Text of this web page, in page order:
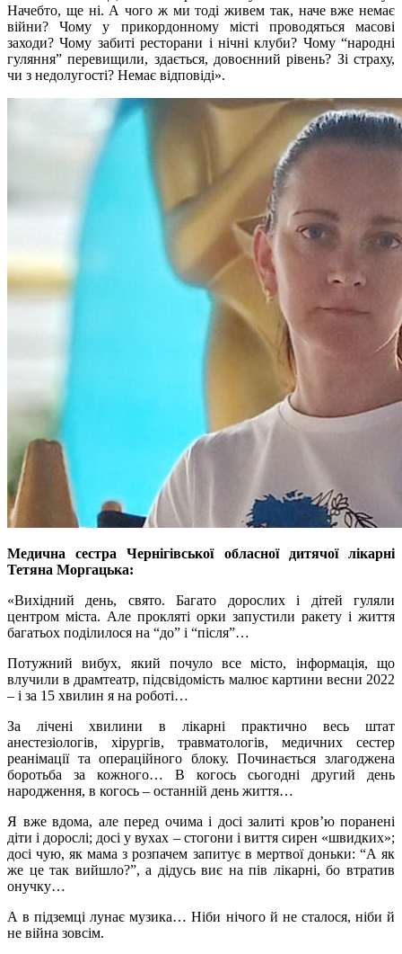
Начебто, ще ні. А чого ж ми тоді живем так, наче вже немає
війни? Чому у прикордонному місті проводяться масові
заходи? Чому забиті ресторани і нічні клуби? Чому “народні
гуляння” перевищили, здається, довоєнний рівень? Зі страху,
чи з недолугості? Немає відповіді».
Медична сестра Чернігівської обласної дитячої лікарні
Тетяна Моргацька:
«Вихідний день, свято. Багато дорослих і дітей гуляли
центром міста. Але прокляті орки запустили ракету і життя
багатьох поділилося на “до” і “після”…
Потужний вибух, який почуло все місто, інформація, що
влучили в драмтеатр, підсвідомість малює картини весни 2022
– і за 15 хвилин я на роботі…
За лічені хвилини в лікарні практично весь штат
анестезіологів, хірургів, травматологів, медичних сестер
реанімації та операційного блоку. Починається злагоджена
боротьба за кожного… В когось сьогодні другий день
народження, в когось – останній день життя…
Я вже вдома, але перед очима і досі залиті кров’ю поранені
діти і дорослі; досі у вухах – стогони і виття сирен «швидких»;
досі чую, як мама з розпачем запитує в мертвої доньки: “А як
же це так вийшло?”, а дідусь виє на пів лікарні, бо втратив
онучку…
А в підземці лунає музика… Ніби нічого й не сталося, ніби й
не війна зовсім.